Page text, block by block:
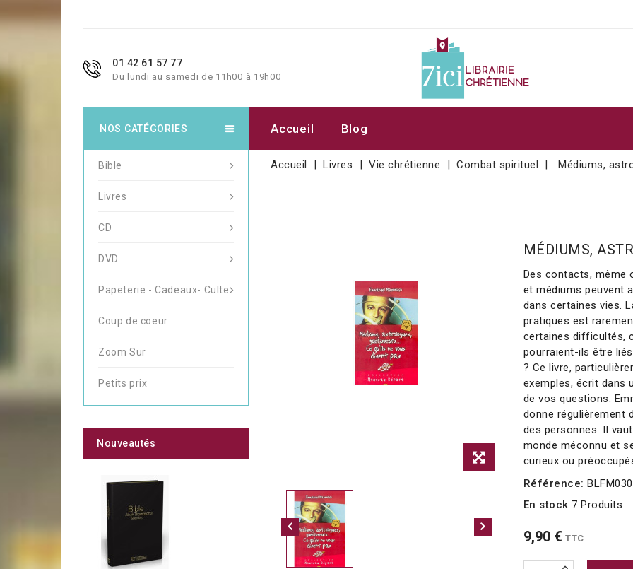
01 42 61 57 77
Du lundi au samedi de 11h00 à 19h00
Accueil Blog
Accueil Livres Vie chrétienne Combat spirituel Médiums,
MÉDIUMS,
Des contacts, même
et médiums peuvent
dans certaines vies.
pratiques est
certaines difficultés,
pourraient-ils être
? Ce livre,
exemples, écrit dans
de vos questions.
donne régulièrement
des personnes. Il
monde méconnu et
curieux ou
Référence: BLFM030
En stock 7 Produits
9,90 € TTC
NOS CATÉGORIES
Bible
Livres
CD
DVD
Papeterie - Cadeaux- Culte
Coup de coeur
Zoom Sur
Petits prix
Nouveautés